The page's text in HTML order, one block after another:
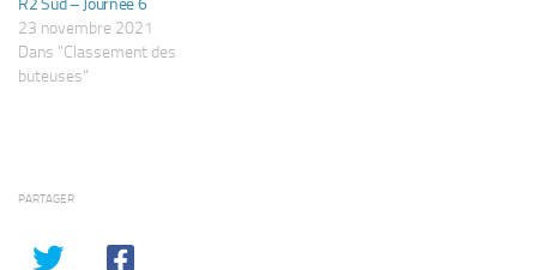
R2 Sud – Journée 6
23 novembre 2021
Dans "Classement des
buteuses"
PARTAGER